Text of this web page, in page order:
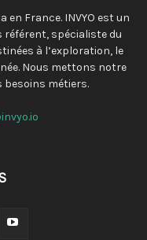
en France. INVYO est un
spécialiste du
à l’exploration, le
Nous mettons notre
besoins métiers.